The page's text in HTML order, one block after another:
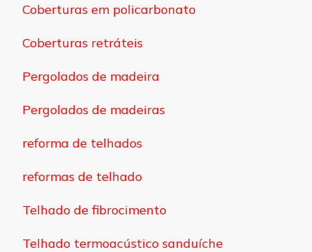
Coberturas em policarbonato
Coberturas retráteis
Pergolados de madeira
Pergolados de madeiras
reforma de telhados
reformas de telhado
Telhado de fibrocimento
Telhado termoacústico sanduíche